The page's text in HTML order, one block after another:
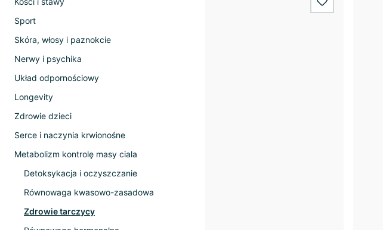
wishlist.add
Sport
Skóra, włosy i paznokcie
Nerwy i psychika
Układ odpornościowy
Longevity
Zdrowie dzieci
Serce i naczynia krwionośne
Metabolizm kontrolę masy ciala
Detoksykacja i oczyszczanie
Równowaga kwasowo-zasadowa
Zdrowie tarczycy